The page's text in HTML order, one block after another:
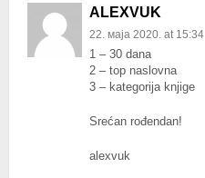
ALEXVUK
22. маја 2020. at 15:34
1 – 30 dana
2 – top naslovna
3 – kategorija knjige
Srećan rođendan!
alexvuk